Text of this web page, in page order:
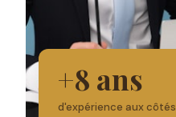
+8 ans
d'expérience aux côtés